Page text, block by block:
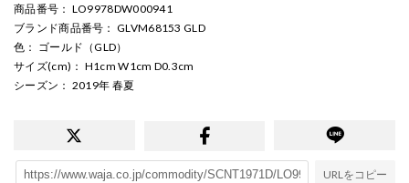
商品番号 ： LO9978DW000941
ブランド商品番号 ： GLVM68153 GLD
色 ： ゴールド（GLD）
サイズ(cm) ： H1cm W1cm D0.3cm
シーズン ： 2019年 春夏
URLをコピー